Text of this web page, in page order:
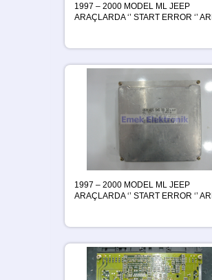
1997 – 2000 MODEL ML JEEP
ARAÇLARDA ‘’ START ERROR ‘’
1997 – 2000 MODEL ML JEEP
ARAÇLARDA ‘’ START ERROR ‘’